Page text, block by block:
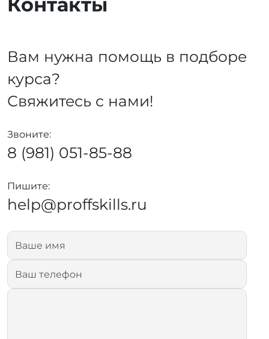
Контакты
Вам нужна помощь в подборе
курса?
Свяжитесь с нами!
Звоните:
8 (981) 051-85-88
Пишите:
help@proffskills.ru